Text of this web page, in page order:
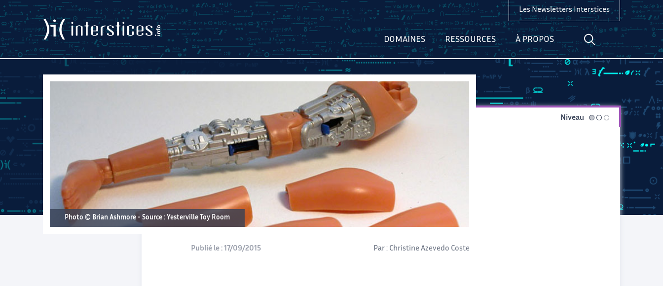
DOMAINES RESSOURCES À PROPOS
Les Newsletters Interstices
Photo © Brian Ashmore - Source : Yesterville Toy Room
Publié le : 17/09/2015 Par : Christine Azevedo Coste
Niveau facile